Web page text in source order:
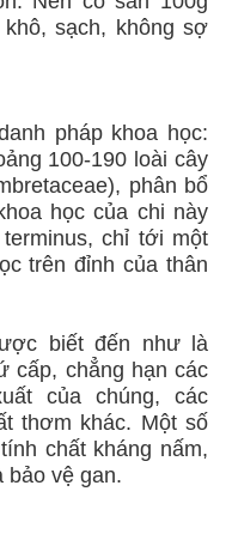
sạch, không sợ
pháp khoa học:
100-190 loài cây
phân bổ
học của chi này
chỉ tới một
trên đỉnh của thân
biết đến như là
cấp, chẳng hạn các
của chúng, các
thơm khác. Một số
chất kháng nấm,
bảo vệ gan.